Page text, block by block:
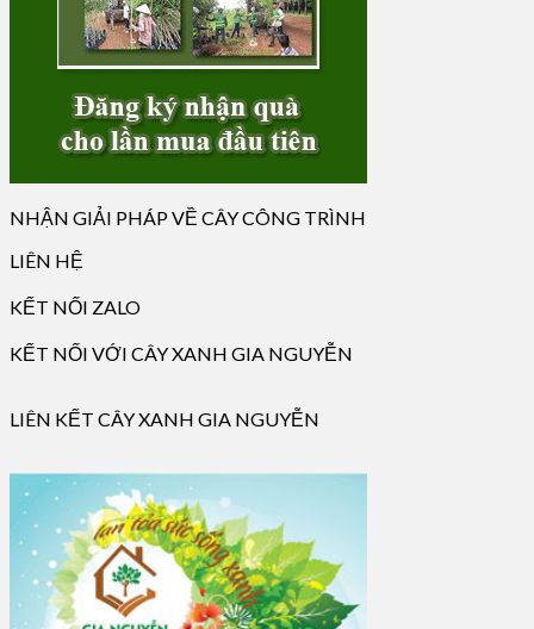
NHẬN GIẢI PHÁP VỀ CÂY CÔNG TRÌNH
LIÊN HỆ
KẾT NỐI ZALO
KẾT NỐI VỚI CÂY XANH GIA NGUYỄN
LIÊN KẾT CÂY XANH GIA NGUYỄN